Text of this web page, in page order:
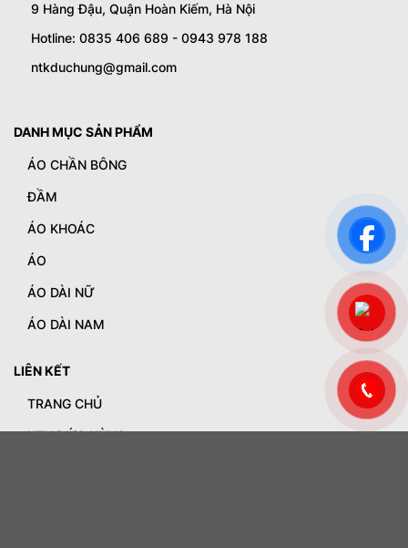
9 Hàng Đậu, Quận Hoàn Kiếm, Hà Nội
Hotline: 0835 406 689 - 0943 978 188
ntkduchung@gmail.com
DANH MỤC SẢN PHẨM
ÁO CHẦN BÔNG
ĐẦM
ÁO KHOÁC
ÁO
ÁO DÀI NỮ
ÁO DÀI NAM
LIÊN KẾT
TRANG CHỦ
NTK ĐỨC HÙNG